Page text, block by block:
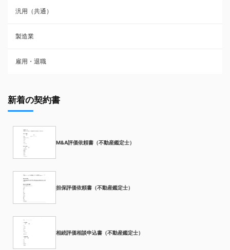
汎用（共通）
製造業
雇用・退職
新着の契約書
M&A評価依頼書（不動産鑑定士）
担保評価依頼書（不動産鑑定士）
相続評価相談申込書（不動産鑑定士）